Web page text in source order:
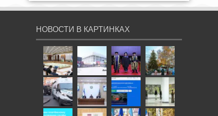
НОВОСТИ В КАРТИНКАХ